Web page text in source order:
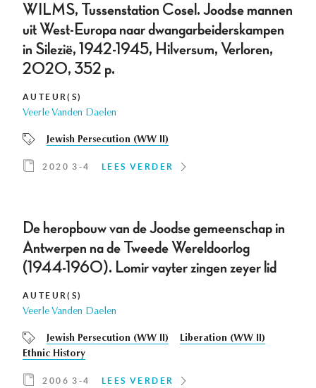
WILMS, Tussenstation Cosel. Joodse mannen
uit West-Europa naar dwangarbeiderskampen
in Silezië, 1942-1945, Hilversum, Verloren,
2020, 352 p.
AUTEUR(S)
Veerle Vanden Daelen
Jewish Persecution (WW II)
2020 3-4 LEES VERDER
De heropbouw van de Joodse gemeenschap in
Antwerpen na de Tweede Wereldoorlog
(1944-1960). Lomir vayter zingen zeyer lid
AUTEUR(S)
Veerle Vanden Daelen
Jewish Persecution (WW II)
Liberation (WW II)
Ethnic History
2006 3-4 LEES VERDER